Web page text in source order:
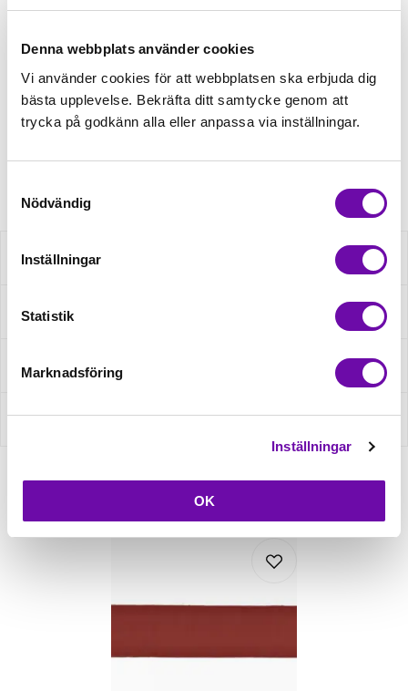
Denna webbplats använder cookies
Vi använder cookies för att webbplatsen ska erbjuda dig
bästa upplevelse. Bekräfta ditt samtycke genom att
trycka på godkänn alla eller anpassa via inställningar.
Nödvändig
Inställningar
Statistik
Marknadsföring
Inställningar
OK
Finns i lager
Minsta beställning: 0.5 m
Beskrivning
Specifikation
Fråga om produkt
Recensioner
Relaterade produkter